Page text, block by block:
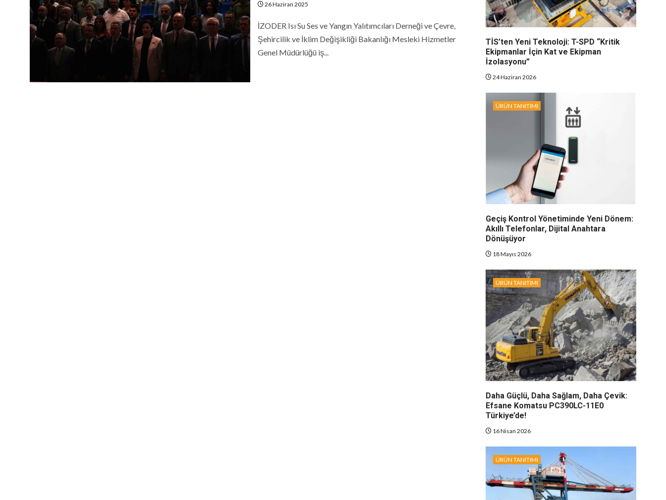
26 Haziran 2025
İZODER Isı Su Ses ve Yangın Yalıtımcıları Derneği ve Çevre,
Şehircilik ve İklim Değişikliği Bakanlığı Mesleki Hizmetler
Genel Müdürlüğü iş...
TİS’ten Yeni Teknoloji: T-SPD “Kritik
Ekipmanlar İçin Kat ve Ekipman
İzolasyonu”
24 Haziran 2026
ÜRÜN TANITIMI
Geçiş Kontrol Yönetiminde Yeni Dönem:
Akıllı Telefonlar, Dijital Anahtara
Dönüşüyor
18 Mayıs 2026
ÜRÜN TANITIMI
Daha Güçlü, Daha Sağlam, Daha Çevik:
Efsane Komatsu PC390LC-11E0
Türkiye’de!
16 Nisan 2026
ÜRÜN TANITIMI